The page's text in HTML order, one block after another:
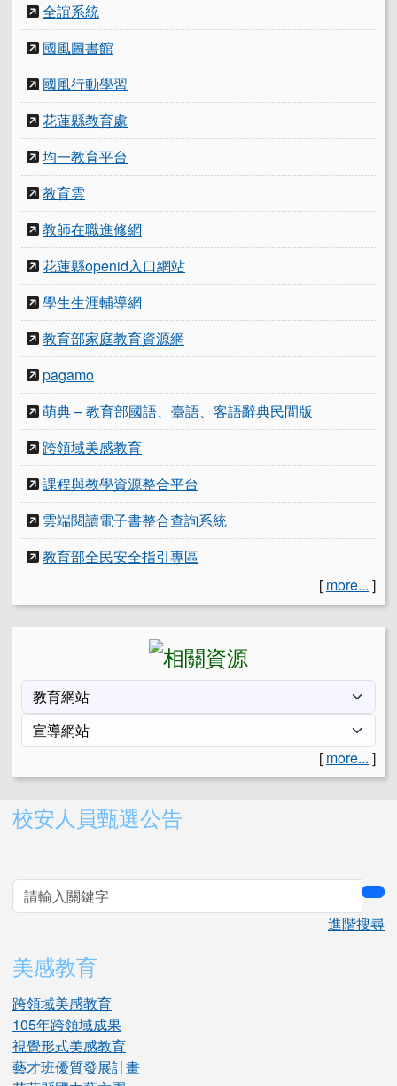
全誼系統
國風圖書館
國風行動學習
花蓮縣教育處
均一教育平台
教育雲
教師在職進修網
花蓮縣openid入口網站
學生生涯輔導網
教育部家庭教育資源網
pagamo
萌典 – 教育部國語、臺語、客語辭典民間版
跨領域美感教育
課程與教學資源整合平台
雲端閱讀電子書整合查詢系統
教育部全民安全指引專區
[ more... ]
[ more... ]
右邊區域內容
校安人員甄選公告
進階搜尋
美感教育
跨領域美感教育
105年跨領域成果
視覺形式美感教育
藝才班優質發展計畫